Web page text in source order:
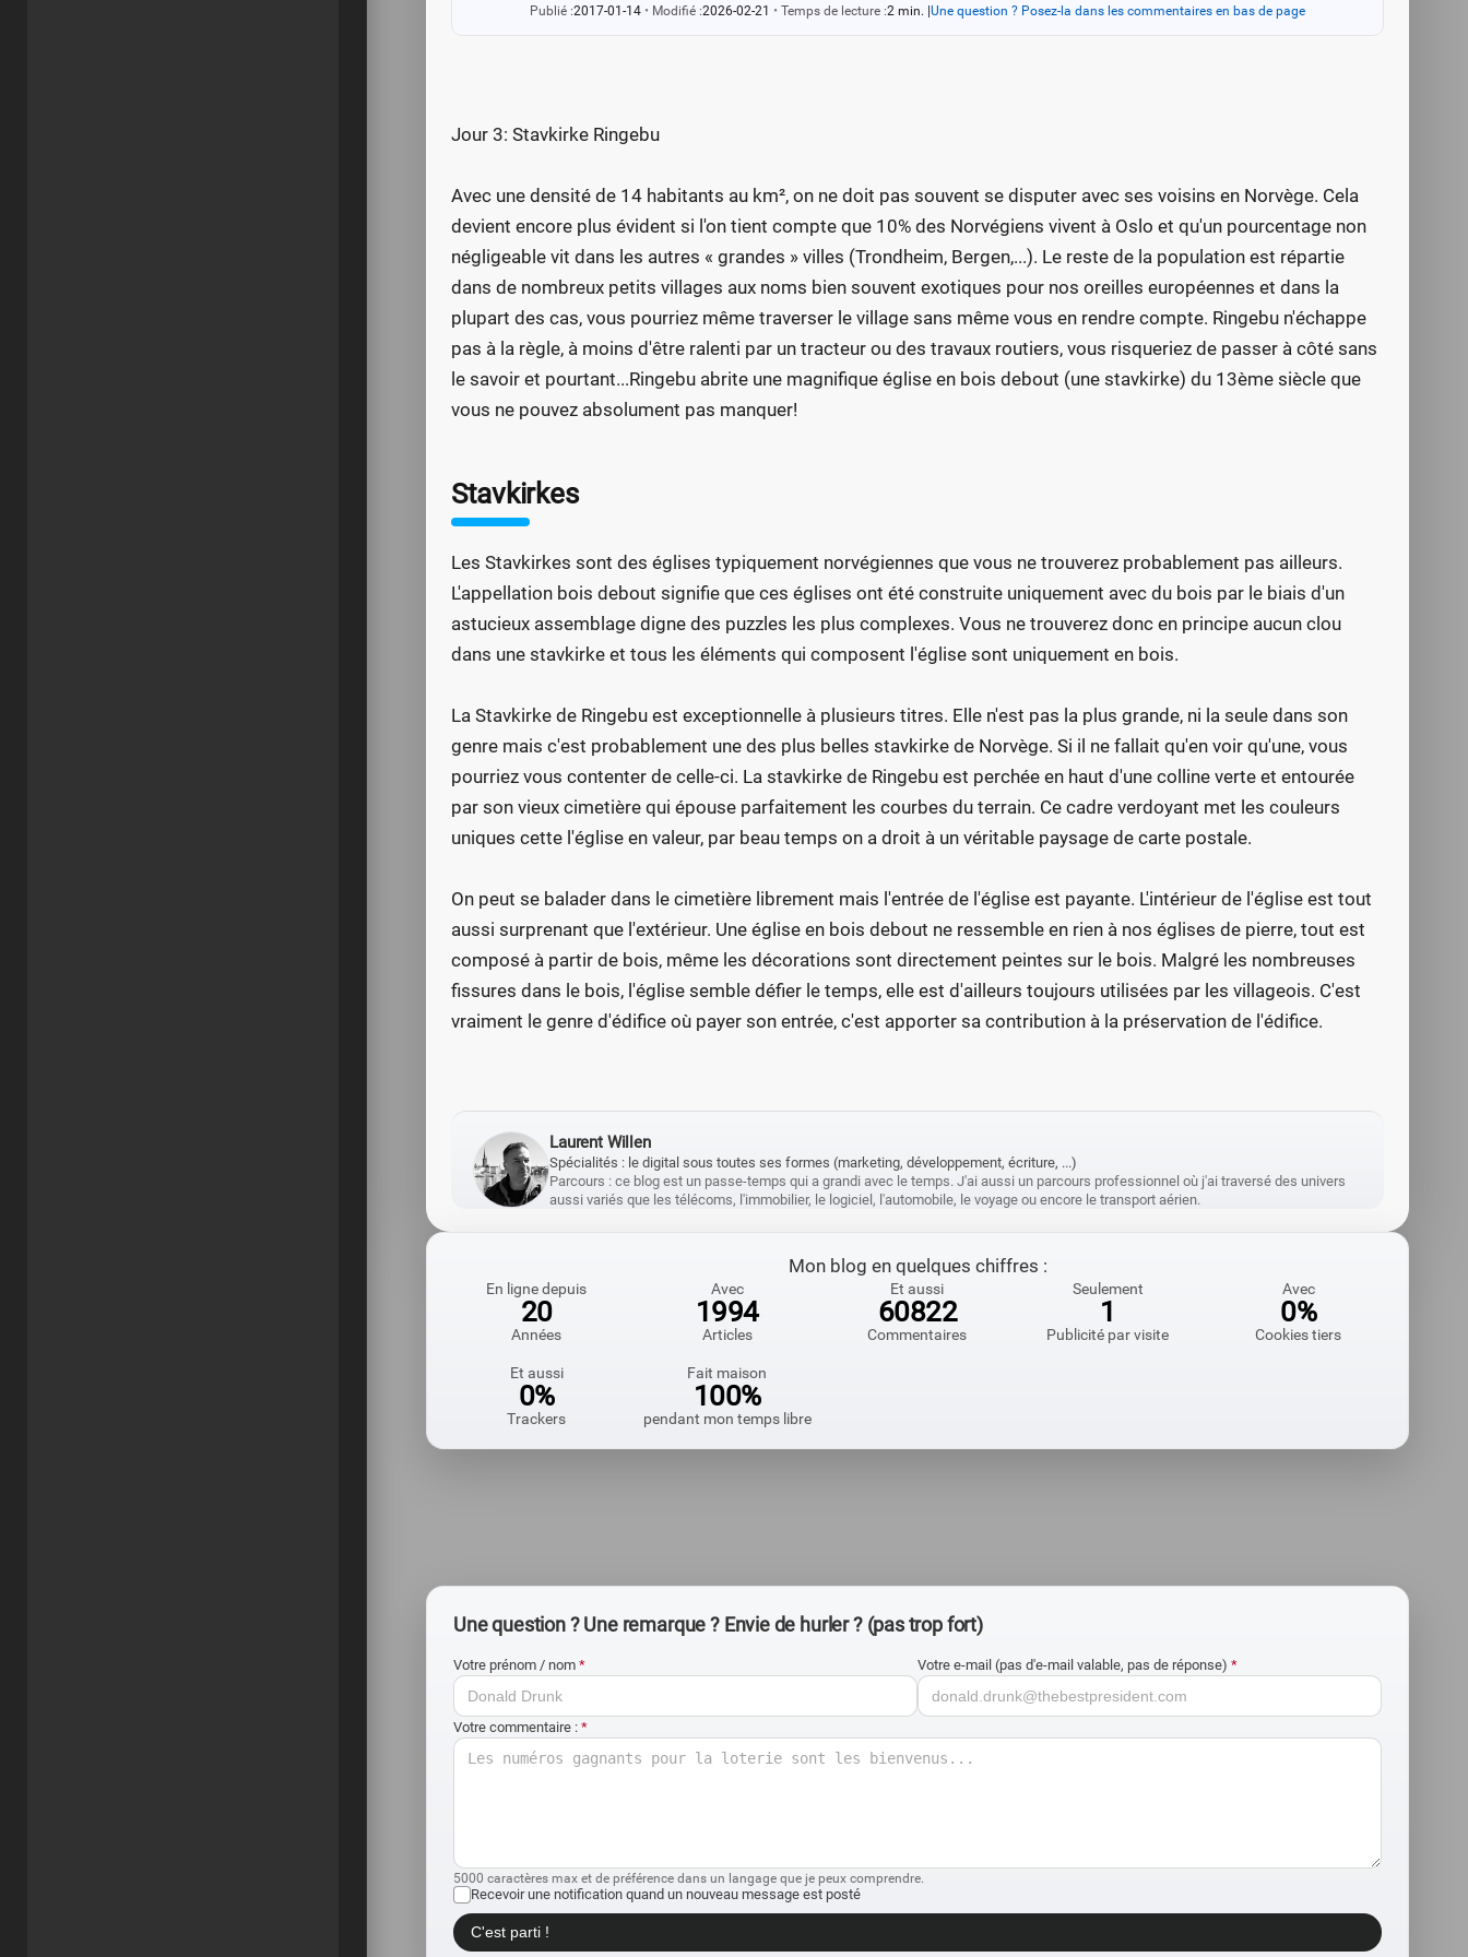
Publié :2017-01-14 • Modifié :2026-02-21 • Temps de lecture :2 min. Une question ? Posez-la dans les commentaires en bas de page
Jour 3: Stavkirke Ringebu
Avec une densité de 14 habitants au km², on ne doit pas souvent se disputer avec ses voisins en Norvège. Cela
devient encore plus évident si l'on tient compte que 10% des Norvégiens vivent à Oslo et qu'un pourcentage non
négligeable vit dans les autres « grandes » villes (Trondheim, Bergen,...). Le reste de la population est répartie
dans de nombreux petits villages aux noms bien souvent exotiques pour nos oreilles européennes et dans la
plupart des cas, vous pourriez même traverser le village sans même vous en rendre compte. Ringebu n'échappe
pas à la règle, à moins d'être ralenti par un tracteur ou des travaux routiers, vous risqueriez de passer à côté sans
le savoir et pourtant...Ringebu abrite une magnifique église en bois debout (une stavkirke) du 13ème siècle que
vous ne pouvez absolument pas manquer!
Stavkirkes
Les Stavkirkes sont des églises typiquement norvégiennes que vous ne trouverez probablement pas ailleurs.
L'appellation bois debout signifie que ces églises ont été construite uniquement avec du bois par le biais d'un
astucieux assemblage digne des puzzles les plus complexes. Vous ne trouverez donc en principe aucun clou
dans une stavkirke et tous les éléments qui composent l'église sont uniquement en bois.
La Stavkirke de Ringebu est exceptionnelle à plusieurs titres. Elle n'est pas la plus grande, ni la seule dans son
genre mais c'est probablement une des plus belles stavkirke de Norvège. Si il ne fallait qu'en voir qu'une, vous
pourriez vous contenter de celle-ci. La stavkirke de Ringebu est perchée en haut d'une colline verte et entourée
par son vieux cimetière qui épouse parfaitement les courbes du terrain. Ce cadre verdoyant met les couleurs
uniques cette l'église en valeur, par beau temps on a droit à un véritable paysage de carte postale.
On peut se balader dans le cimetière librement mais l'entrée de l'église est payante. L'intérieur de l'église est tout
aussi surprenant que l'extérieur. Une église en bois debout ne ressemble en rien à nos églises de pierre, tout est
composé à partir de bois, même les décorations sont directement peintes sur le bois. Malgré les nombreuses
fissures dans le bois, l'église semble défier le temps, elle est d'ailleurs toujours utilisées par les villageois. C'est
vraiment le genre d'édifice où payer son entrée, c'est apporter sa contribution à la préservation de l'édifice.
Laurent Willen
Spécialités : le digital sous toutes ses formes (marketing, développement, écriture, ...)
Parcours : ce blog est un passe-temps qui a grandi avec le temps. J'ai aussi un parcours professionnel où j'ai traversé des univers
aussi variés que les télécoms, l'immobilier, le logiciel, l'automobile, le voyage ou encore le transport aérien.
Mon blog en quelques chiffres :
En ligne depuis
20
Années
Avec
1994
Articles
Et aussi
60822
Commentaires
Seulement
1
Publicité par visite
Avec
0%
Cookies tiers
Et aussi
0%
Trackers
Fait maison
100%
pendant mon temps libre
Une question ? Une remarque ? Envie de hurler ? (pas trop fort)
Votre prénom / nom * Votre e-mail (pas d'e-mail valable, pas de réponse) *
Votre commentaire : *
5000 caractères max et de préférence dans un langage que je peux comprendre.
Recevoir une notification quand un nouveau message est posté
C'est parti !